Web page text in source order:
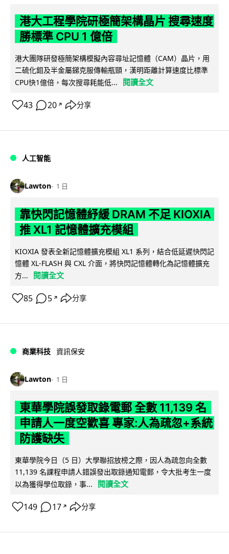
港大工程學院研極簡架構晶片 搜尋速度
勝標準 CPU 1 億倍
港大團隊研發極簡架構模擬內容尋址記憶體（CAM）晶片，用
二硫化鉬及半金屬銻克服傳輸瓶頸，漢明距離計算速度比標準
CPU快1億倍，每次搜尋耗能低...
閱讀全文
43 20 ↗ 分享
人工智能
Lawton 1 日
靠快閃記憶體紓緩 DRAM 不足 KIOXIA
推 XL1 記憶體擴充模組
KIOXIA 發表全新記憶體擴充模組 XL1 系列，結合低延遲快閃記
憶體 XL-FLASH 與 CXL 介面，將快閃記憶體轉化為記憶體擴充
方...
閱讀全文
85 5 ↗ 分享
商業科技 資訊保安
Lawton 1 日
東華學院誤發取錄電郵 全數 11,139 名
申請人一度空歡喜 專家:人為疏忽+系統
防護缺失
東華學院今日（5 日）大學聯招放榜之際，因人為疏忽向全數
11,139 名課程申請人錯誤發出取錄通知電郵，令大批考生一度
以為獲得學位取錄，事...
閱讀全文
149 17 ↗ 分享